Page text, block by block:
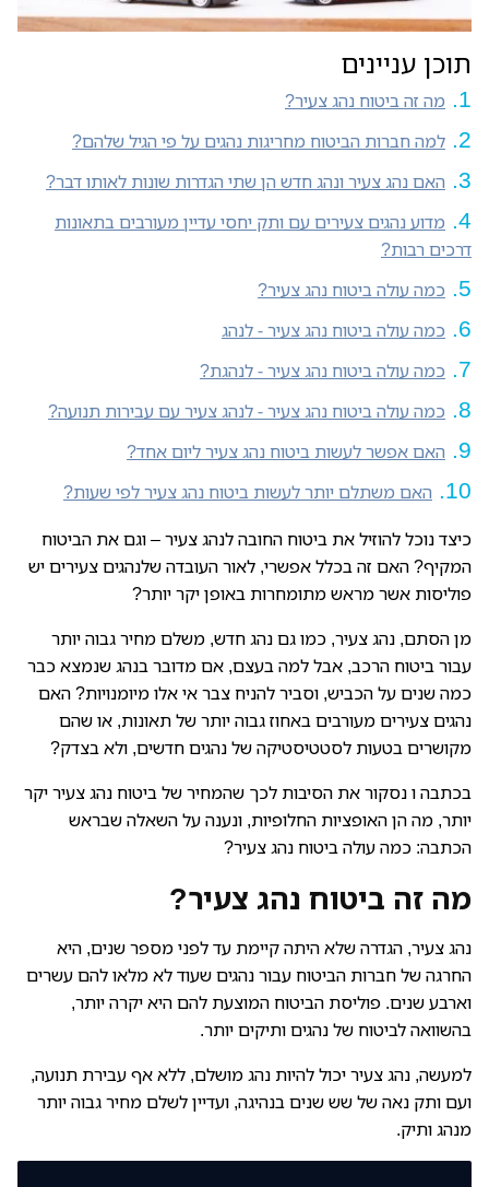
תוכן עניינים
מה זה ביטוח נהג צעיר?
למה חברות הביטוח מחריגות נהגים על פי הגיל שלהם?
האם נהג צעיר ונהג חדש הן שתי הגדרות שונות לאותו דבר?
מדוע נהגים צעירים עם ותק יחסי עדיין מעורבים בתאונות
דרכים רבות?
כמה עולה ביטוח נהג צעיר?
כמה עולה ביטוח נהג צעיר - לנהג
כמה עולה ביטוח נהג צעיר - לנהגת?
כמה עולה ביטוח נהג צעיר - לנהג צעיר עם עבירות תנועה?
האם אפשר לעשות ביטוח נהג צעיר ליום אחד?
האם משתלם יותר לעשות ביטוח נהג צעיר לפי שעות?
כיצד נוכל להוזיל את ביטוח החובה לנהג צעיר – וגם את הביטוח
המקיף? האם זה בכלל אפשרי, לאור העובדה שלנהגים צעירים יש
פוליסות אשר מראש מתומחרות באופן יקר יותר?
מן הסתם, נהג צעיר, כמו גם נהג חדש, משלם מחיר גבוה יותר
עבור ביטוח הרכב, אבל למה בעצם, אם מדובר בנהג שנמצא כבר
כמה שנים על הכביש, וסביר להניח צבר אי אלו מיומנויות? האם
נהגים צעירים מעורבים באחוז גבוה יותר של תאונות, או שהם
מקושרים בטעות לסטטיסטיקה של נהגים חדשים, ולא בצדק?
בכתבה ו נסקור את הסיבות לכך שהמחיר של ביטוח נהג צעיר יקר
יותר, מה הן האופציות החלופיות, ונענה על השאלה שבראש
הכתבה: כמה עולה ביטוח נהג צעיר?
מה זה ביטוח נהג צעיר?
נהג צעיר, הגדרה שלא היתה קיימת עד לפני מספר שנים, היא
החרגה של חברות הביטוח עבור נהגים שעוד לא מלאו להם עשרים
וארבע שנים. פוליסת הביטוח המוצעת להם היא יקרה יותר,
בהשוואה לביטוח של נהגים ותיקים יותר.
למעשה, נהג צעיר יכול להיות נהג מושלם, ללא אף עבירת תנועה,
ועם ותק נאה של שש שנים בנהיגה, ועדיין לשלם מחיר גבוה יותר
מנהג ותיק.